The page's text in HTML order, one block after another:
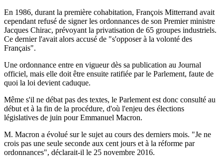
En 1986, durant la première cohabitation, François Mitterrand avait
cependant refusé de signer les ordonnances de son Premier ministre
Jacques Chirac, prévoyant la privatisation de 65 groupes industriels.
Ce dernier l'avait alors accusé de "s'opposer à la volonté des
Français".
Une ordonnance entre en vigueur dès sa publication au Journal
officiel, mais elle doit être ensuite ratifiée par le Parlement, faute de
quoi la loi devient caduque.
Même s'il ne débat pas des textes, le Parlement est donc consulté au
début et à la fin de la procédure, d'où l'enjeu des élections
législatives de juin pour Emmanuel Macron.
M. Macron a évolué sur le sujet au cours des derniers mois. "Je ne
crois pas une seule seconde aux cent jours et à la réforme par
ordonnances", déclarait-il le 25 novembre 2016.